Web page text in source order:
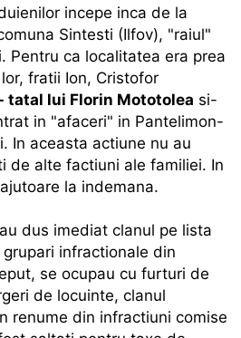
incepe inca de la
Sintesti (Ilfov), "raiul"
Pentru ca localitatea era prea
fratii Ion, Cristofor
tatal lui Florin Mototolea si-
in "afaceri" in Pantelimon-
In aceasta actiune nu au
de alte factiuni ale familiei. In
la indemana.
dus imediat clanul pe lista
infractionale din
se ocupau cu furturi de
de locuinte, clanul
renume din infractiuni comise